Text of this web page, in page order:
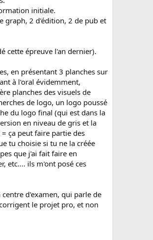
initiale.
graph, 2 d'édition, 2 de pub et
cette épreuve l'an dernier).
en présentant 3 planches sur
à l'oral évidemment,
planches des visuels de
de logo, un logo poussé
du logo final (qui est dans la
en niveau de gris et la
ça peut faire partie des
tu choisie si tu ne la créée
que j'ai fait faire en
etc.... ils m'ont posé ces
d'examen, qui parle de
le projet pro, et non